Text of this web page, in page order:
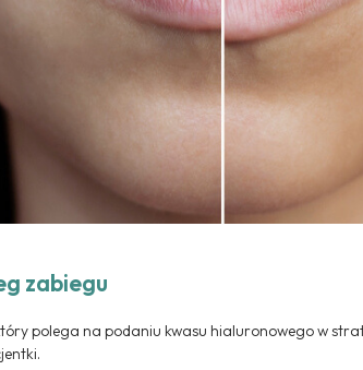
zabiegu
polega na podaniu kwasu hialuronowego w